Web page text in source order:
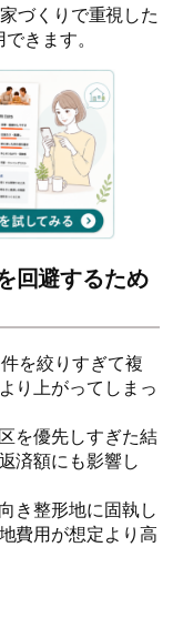
づくりで重視した
きます。
回避するため
を絞りすぎて複
り上がってしまっ
を優先しすぎた結
済額にも影響し
き整形地に固執し
費用が想定より高